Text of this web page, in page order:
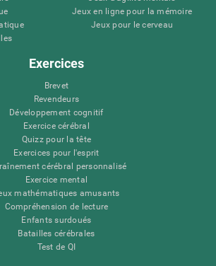
Jeux en ligne pour la mémoire
Jeux pour le cerveau
Exercices
Brevet
Revendeurs
Développement cognitif
Exercice cérébral
Quizz pour la tête
Exercices pour l'esprit
cérébral personnalisé
Exercice mental
mathématiques amusants
Compréhension de lecture
Enfants surdoués
Batailles cérébrales
Test de QI